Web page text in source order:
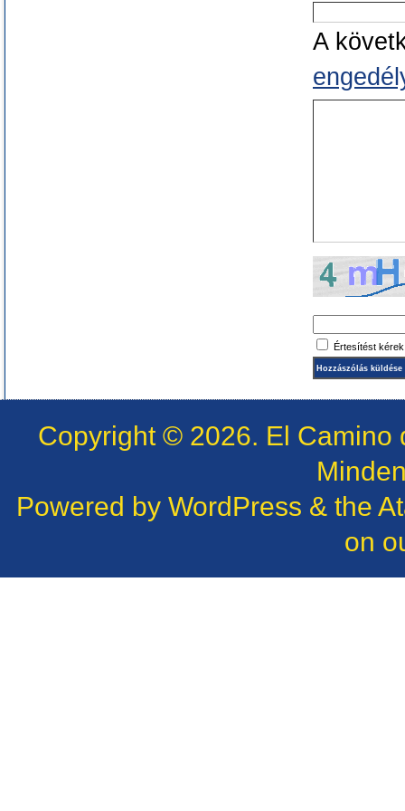
A
Értesítést
Copyright © 2026. El Camino
Powered by WordPress & the
on